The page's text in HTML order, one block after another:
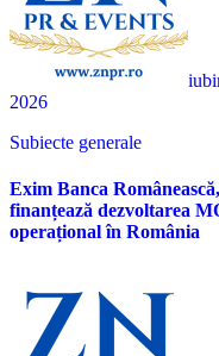
2026
Subiecte generale
Exim Banca
finanțează dezvoltarea
operațional în România